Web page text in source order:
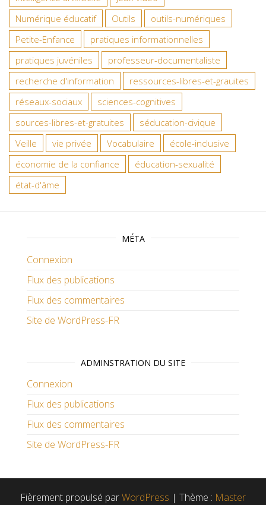
Numérique éducatif
Outils
outils-numériques
Petite-Enfance
pratiques informationnelles
pratiques juvéniles
professeur-documentaliste
recherche d'information
ressources-libres-et-grauites
réseaux-sociaux
sciences-cognitives
sources-libres-et-gratuites
séducation-civique
Veille
vie privée Vocabulaire
école-inclusive
économie de la confiance
éducation-sexualité
état-d'âme
MÉTA
Connexion
Flux des publications
Flux des commentaires
Site de WordPress-FR
ADMINSTRATION DU SITE
Connexion
Flux des publications
Flux des commentaires
Site de WordPress-FR
Fièrement propulsé parWordPress | Thème : Master